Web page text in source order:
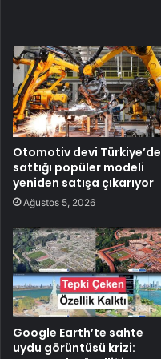
Otomotiv devi Türkiye’de
sattığı popüler modeli
yeniden satışa çıkarıyor
Ağustos 5, 2026
Google Earth’te sahte
uydu görüntüsü krizi: